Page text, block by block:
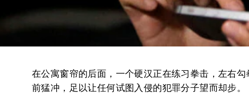
在公寓窗帘的后面，一个硬汉正在练习拳击，左右勾
前猛冲，足以让任何试图入侵的犯罪分子望而却步。